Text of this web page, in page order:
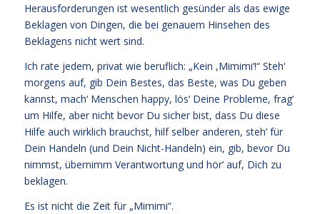
Herausforderungen ist wesentlich gesünder als das ewige
Beklagen von Dingen, die bei genauem Hinsehen des
Beklagens nicht wert sind.
Ich rate jedem, privat wie beruflich: „Kein ,Mimimi‘!“ Steh‘
morgens auf, gib Dein Bestes, das Beste, was Du geben
kannst, mach‘ Menschen happy, lös‘ Deine Probleme, frag‘
um Hilfe, aber nicht bevor Du sicher bist, dass Du diese
Hilfe auch wirklich brauchst, hilf selber anderen, steh’ für
Dein Handeln (und Dein Nicht-Handeln) ein, gib, bevor Du
nimmst, übernimm Verantwortung und hör‘ auf, Dich zu
beklagen.
Es ist nicht die Zeit für „Mimimi“.